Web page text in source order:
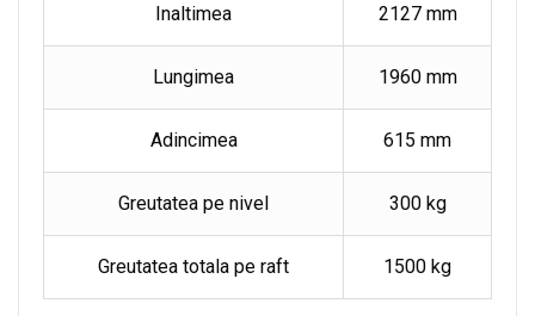
Inaltimea 2127 mm
Lungimea 1960 mm
Adincimea 615 mm
Greutatea pe nivel 300 kg
Greutatea totala pe raft 1500 kg